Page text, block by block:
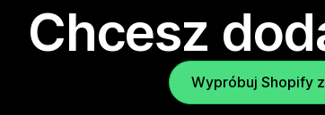
Chcesz
Wypróbuj Shopify